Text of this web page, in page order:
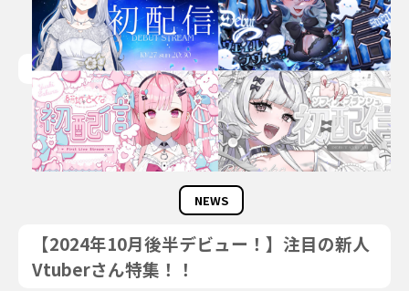
NEWS
【2024年10月後半デビュー！】注目の新人
Vtuberさん特集！！